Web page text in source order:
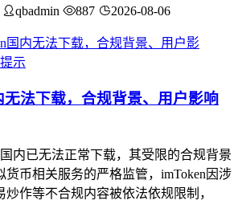
qbadmin 887 2026-08-06
无法下载，合规背景、用户影响
内已无法正常下载，其受限的合规背景
货币相关服务的严格监管，imToken因涉
炒作等不合规内容被依法依规限制，